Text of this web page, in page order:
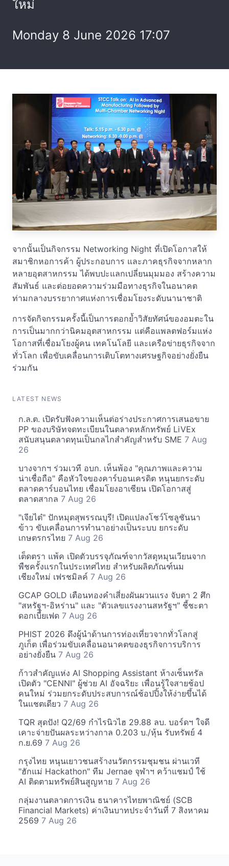
ใหม่
Monday 8 June 2026 17:07
จากนั้นเป็นกิจกรรม Networking Night ที่เปิดโอกาสให้
สมาชิกหอการค้า ผู้ประกอบการ และภาคธุรกิจจากหลาก
หลายอุตสาหกรรม ได้พบปะแลกเปลี่ยนมุมมอง สร้างความ
สัมพันธ์ และต่อยอดความร่วมมือทางธุรกิจในอนาคต
ท่ามกลางบรรยากาศแห่งการเชื่อมโยงระดับนานาชาติ
การจัดกิจกรรมครั้งนี้เป็นการตอกย้ำวิสัยทัศน์ของอมตะใน
การเป็นมากกว่านิคมอุตสาหกรรม แต่คือแพลตฟอร์มแห่ง
โอกาสที่เชื่อมโยงผู้คน เทคโนโลยี และเครือข่ายธุรกิจจาก
ทั่วโลก เพื่อขับเคลื่อนการเติบโตทางเศรษฐกิจอย่างยั่งยืน
ร่วมกัน
LATEST NEWS
ก.ล.ต. เปิดรับฟังความเห็นต่อร่างประกาศการเสนอขาย
PP ของบริษัทจดทะเบียนในตลาดหลักทรัพย์ LiVEx
สนับสนุนตลาดทุนเป็นกลไกสำคัญสำหรับ SME 7 Aug
26
บางจากฯ ร่วมเวที อบก. เห็นพ้อง "คุณภาพและความ
น่าเชื่อถือ" คือหัวใจของคาร์บอนเครดิต หนุนยกระดับ
ตลาดคาร์บอนไทย เชื่อมโยงอาเซียน เปิดโอกาสสู่
ตลาดสากล 7 Aug 26
"เจียไต๋" ปักหมุดสุพรรณบุรี! เปิดแปลงโชว์โซลูชันนา
ข้าว ขับเคลื่อนการทำนาอย่างเป็นระบบ ยกระดับ
เกษตรกรไทย 7 Aug 26
เต็ดตรา แพ้ค เปิดตัวบรรจุภัณฑ์จากวัสดุหมุนเวียนจาก
พืชครั้งแรกในประเทศไทย สำหรับผลิตภัณฑ์นม
เชียงใหม่ เฟรชมิลค์ 7 Aug 26
GCAP GOLD เตือนทองคำเสี่ยงผันผวนแรง จับตา 2 ศึก
"สหรัฐฯ-อิหร่าน" และ "ตัวเลขแรงงานสหรัฐฯ" ชี้ชะตา
ดอกเบี้ยเฟด 7 Aug 26
PHIST 2026 ดึงผู้นำด้านการท่องเที่ยวจากทั่วโลกสู่
ภูเก็ต เพื่อร่วมขับเคลื่อนอนาคตของธุรกิจการบริการ
อย่างยั่งยืน 7 Aug 26
ก้าวสำคัญแห่ง AI Shopping Assistant ห้างเซ็นทรัล
เปิดตัว "CENNI" ผู้ช่วย AI อัจฉริยะ เพื่อนรู้ใจสายช้อป
คนใหม่ ร่วมยกระดับประสบการณ์ช้อปปิ้งให้ง่ายขึ้นได้
ในแชตเดียว 7 Aug 26
TQR สุดปัง! Q2/69 กำไรนิวไฮ 29.88 ลบ. บอร์ดฯ ใจดี
เคาะจ่ายปันผลระหว่างกาล 0.203 บ./หุ้น รับทรัพย์ 4
ก.ย.69 7 Aug 26
กรุงไทย หนุนเยาวชนสร้างนวัตกรรมชุมชน ผ่านเวที
"ฮักแม่ Hackathon" ทีม Jernae จุฬาฯ คว้าแชมป์ ใช้
AI ติดตามทรัพย์สินสูญหาย 7 Aug 26
กลุ่มงานตลาดการเงิน ธนาคารไทยพาณิชย์ (SCB
Financial Markets) ค่าเงินบาทประจำวันที่ 7 สิงหาคม
2569 7 Aug 26